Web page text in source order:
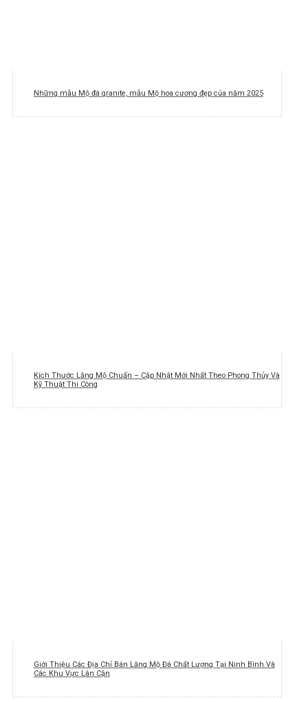
Những mẫu Mộ đá granite, mẫu Mộ hoa cương đẹp của năm 2025
Kích Thước Lăng Mộ Chuẩn – Cập Nhật Mới Nhất Theo Phong Thủy Và
Kỹ Thuật Thi Công
Giới Thiệu Các Địa Chỉ Bán Lăng Mộ Đá Chất Lượng Tại Ninh Bình Và
Các Khu Vực Lân Cận